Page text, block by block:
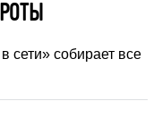
сети» собирает все